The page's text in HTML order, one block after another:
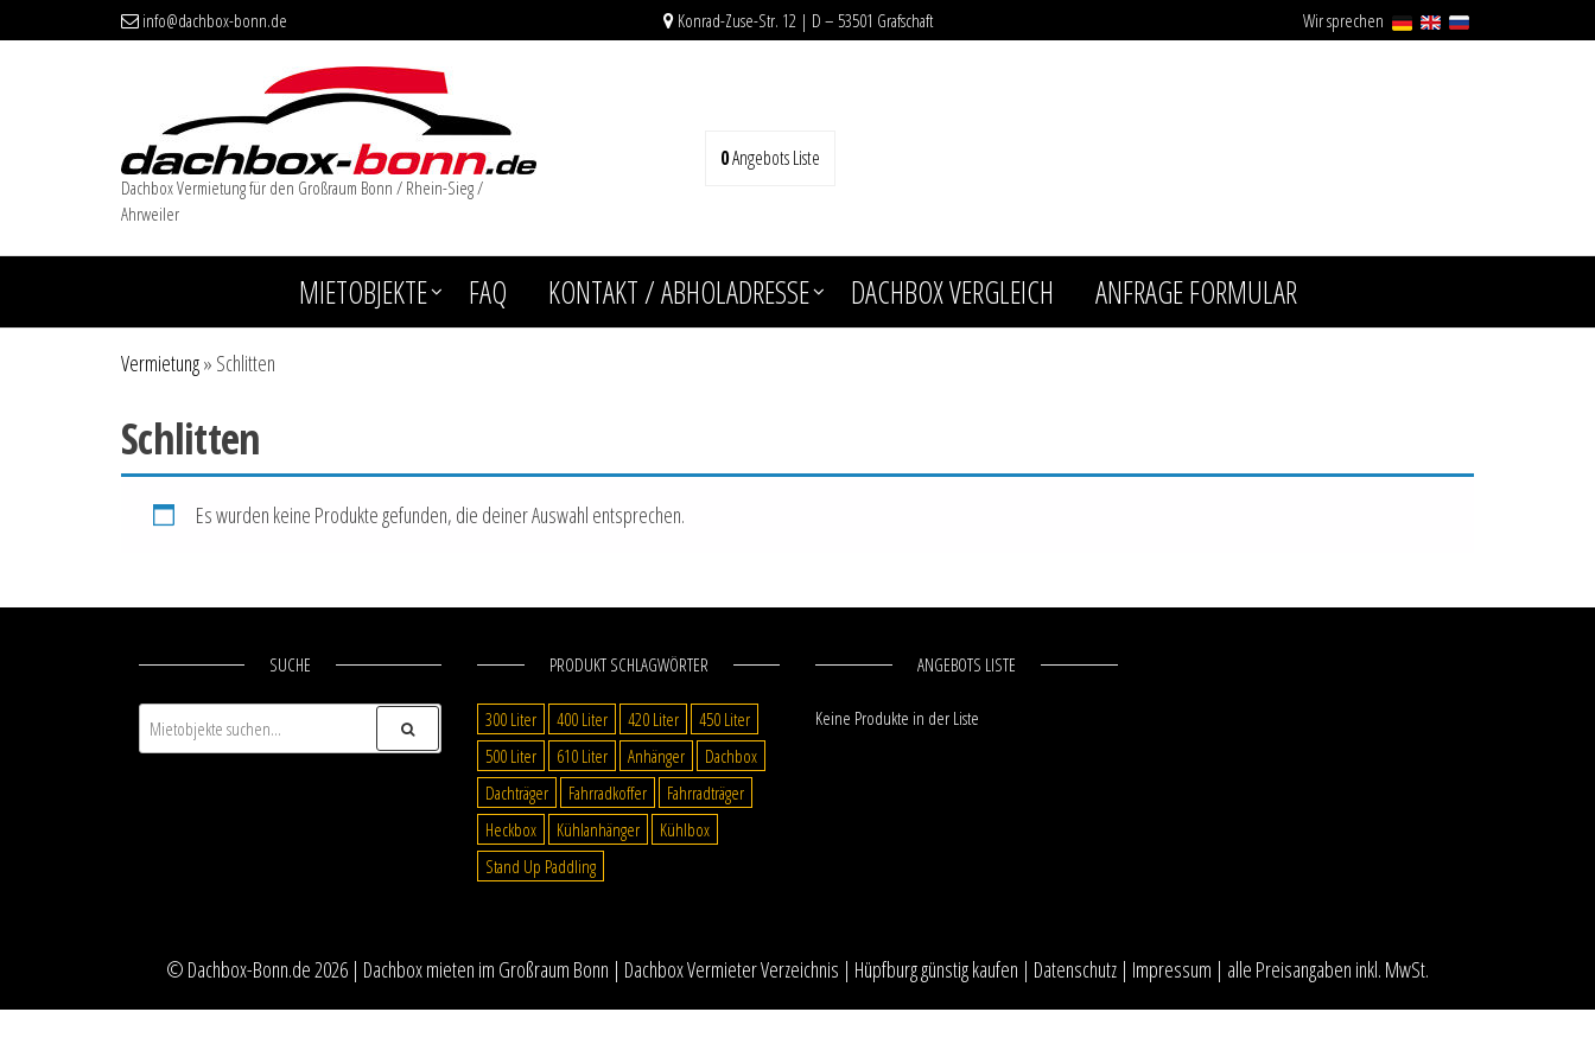
info@dachbox-bonn.de Konrad-Zuse-Str. 12 | D – 53501 Grafschaft Wir sprechen
Dachbox Vermietung für den Großraum Bonn / Rhein-Sieg /
Ahrweiler
0Angebots Liste
MIETOBJEKTE FAQ KONTAKT / ABHOLADRESSE DACHBOX VERGLEICH ANFRAGE FORMULAR
Vermietung» Schlitten
Schlitten
Es wurden keine Produkte gefunden, die deiner Auswahl entsprechen.
SUCHE PRODUKT SCHLAGWÖRTER
300 Liter 400 Liter 420 Liter
450 Liter
500 Liter
610 Liter Anhänger
Dachbox
Dachträger
Fahrradkoffer
Fahrradträger
Heckbox
Kühlanhänger
Kühlbox
Stand Up Paddling
ANGEBOTS LISTE
Keine Produkte in der Liste
© Dachbox-Bonn.de2026 | Dachbox mieten im Großraum Bonn | Dachbox Vermieter Verzeichnis | Hüpfburg günstig kaufen | Datenschutz | Impressum | alle Preisangaben inkl. MwSt.